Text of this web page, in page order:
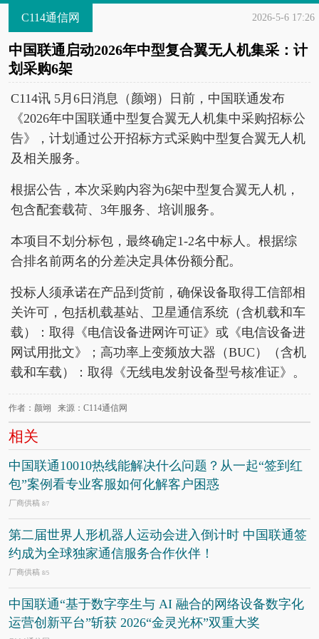
C114通信网 2026-5-6 17:26
中国联通启动2026年中型复合翼无人机集采：计
划采购6架
C114讯 5月6日消息（颜翊）日前，中国联通发布
《2026年中国联通中型复合翼无人机集中采购招标公
告》，计划通过公开招标方式采购中型复合翼无人机
及相关服务。
根据公告，本次采购内容为6架中型复合翼无人机，
包含配套载荷、3年服务、培训服务。
本项目不划分标包，最终确定1-2名中标人。根据综
合排名前两名的分差决定具体份额分配。
投标人须承诺在产品到货前，确保设备取得工信部相
关许可，包括机载基站、卫星通信系统（含机载和车
载）：取得《电信设备进网许可证》或《电信设备进
网试用批文》；高功率上变频放大器（BUC）（含机
载和车载）：取得《无线电发射设备型号核准证》。
作者：颜翊 来源：C114通信网
相关
中国联通10010热线能解决什么问题？从一起“签到红
包”案例看专业客服如何化解客户困惑
厂商供稿 8/7
第二届世界人形机器人运动会进入倒计时 中国联通签
约成为全球独家通信服务合作伙伴！
厂商供稿 8/5
中国联通“基于数字孪生与 AI 融合的网络设备数字化
运营创新平台”斩获 2026“金灵光杯”双重大奖